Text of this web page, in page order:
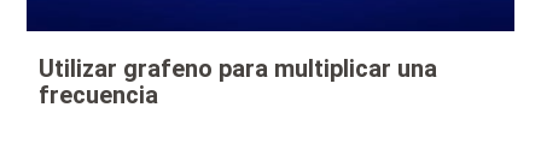
Utilizar grafeno para multiplicar una
frecuencia